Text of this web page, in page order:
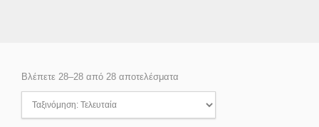
Βλέπετε 28–28 από 28 αποτελέσματα